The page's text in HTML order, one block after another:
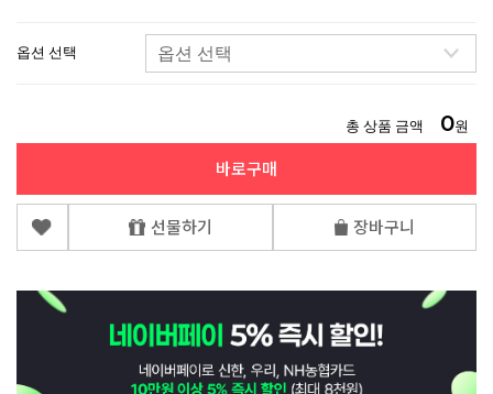
옵션 선택
총 상품 금액 0원
바로구매
선물하기 장바구니